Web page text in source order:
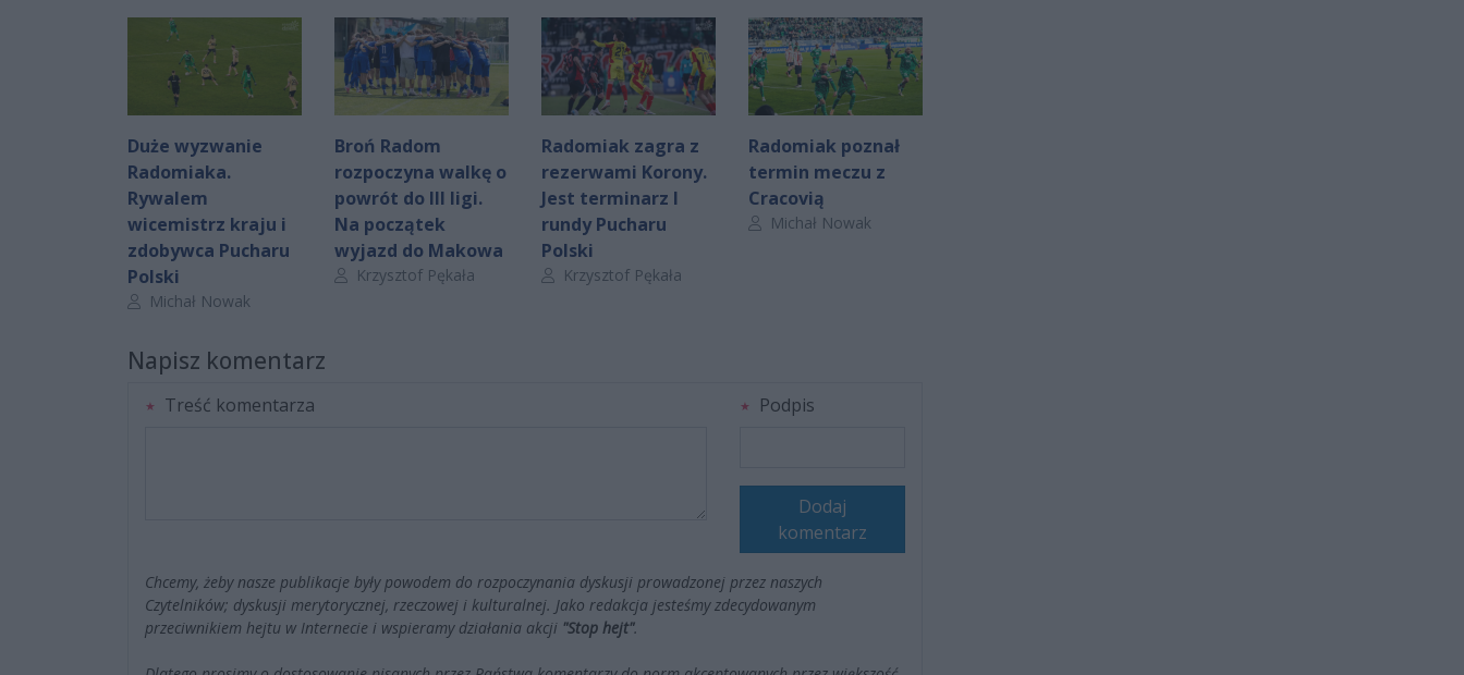
Duże wyzwanie
Radomiaka.
Rywalem
wicemistrz kraju i
zdobywca Pucharu
Polski
Autor artykułu:
Michał Nowak
Broń Radom
rozpoczyna walkę o
powrót do III ligi.
Na początek
wyjazd do Makowa
Autor artykułu:
Krzysztof Pękała
Radomiak zagra z
rezerwami Korony.
Jest terminarz I
rundy Pucharu
Polski
Autor artykułu:
Krzysztof Pękała
Radomiak poznał
termin meczu z
Cracovią
Autor artykułu:
Michał Nowak
Napisz komentarz
Treść komentarza Podpis
Dodaj
komentarz
Chcemy, żeby nasze publikacje były powodem do rozpoczynania dyskusji prowadzonej przez naszych
Czytelników; dyskusji merytorycznej, rzeczowej i kulturalnej. Jako redakcja jesteśmy zdecydowanym
przeciwnikiem hejtu w Internecie i wspieramy działania akcji "Stop hejt".